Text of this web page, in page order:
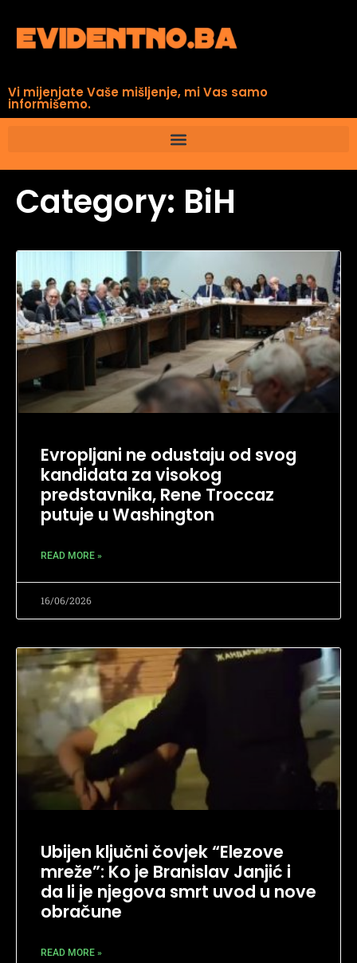
Vi mijenjate Vaše mišljenje, mi Vas samo
informišemo.
Category: BiH
Evropljani ne odustaju od svog
kandidata za visokog
predstavnika, Rene Troccaz
putuje u Washington
READ MORE »
16/06/2026
Ubijen ključni čovjek “Elezove
mreže”: Ko je Branislav Janjić i
da li je njegova smrt uvod u nove
obračune
READ MORE »